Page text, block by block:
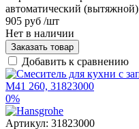
автоматический (вытяжной)
905 руб /шт
Нет в наличии
Заказать товар
Добавить к сравнению
0%
Артикул: 31823000